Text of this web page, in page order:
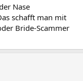
Nase
schafft man mit
Bride-Scammer